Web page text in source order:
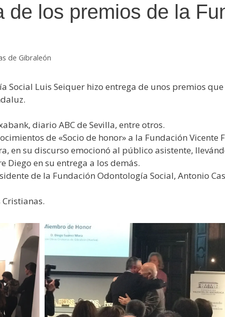
de los premios de la
de Gibraleón
Social Luis Seiquer hizo entrega de unos premios
diario ABC de Sevilla, entre otros.
de «Socio de honor» a la Fundación
en su discurso emocionó al público asistente,
Diego en su entrega a los demás.
de la Fundación Odontología Social, Antonio